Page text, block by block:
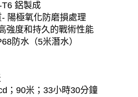
鋁製成
陽極氧化防磨損處理
強度和持久的戰術性能
防水（5米潛水）
；90米；33小時30分鐘